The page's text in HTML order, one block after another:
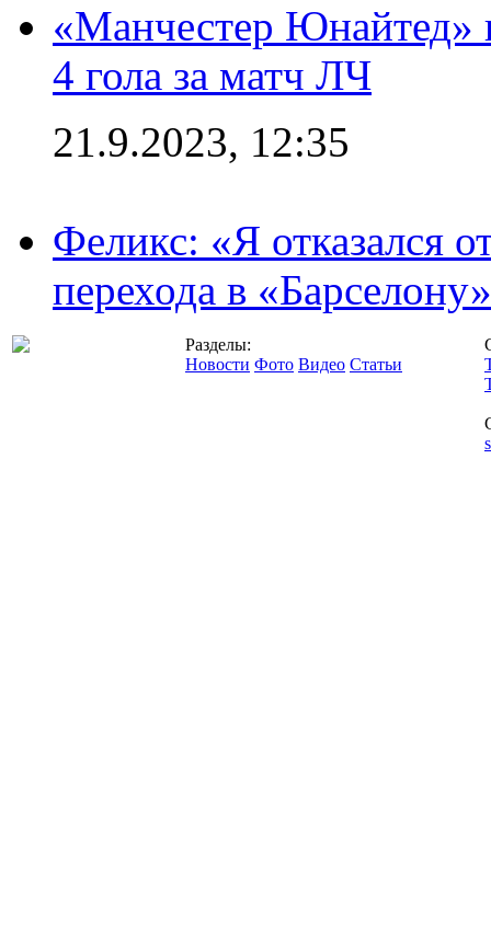
«Манчестер Юнайтед»
4 гола за матч ЛЧ
21.9.2023, 12:35
Феликс: «Я отказался
перехода в «Барселону»
Разделы:
Новости Фото Видео Статьи